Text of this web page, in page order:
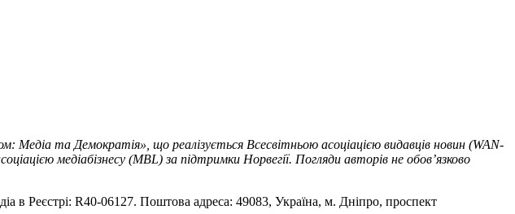
Медіа та Демократія», що реалізується Всесвітньою асоціацією видавців новин (WAN-
медіабізнесу (MBL) за підтримки Норвегії. Погляди авторів не обов’язково
в Реєстрі: R40-06127. Поштова адреса: 49083, Україна, м. Дніпро, проспект